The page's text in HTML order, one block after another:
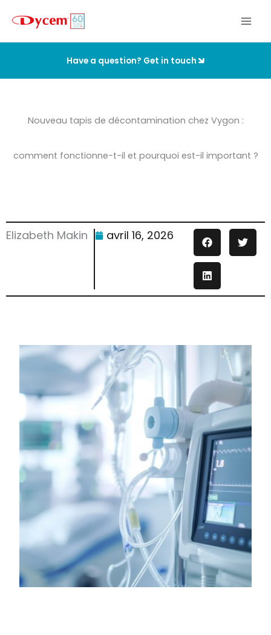
contenu
Have a question? Get in touch
Nouveau tapis de décontamination chez Vygon :
comment fonctionne-t-il et pourquoi est-il important ?
Elizabeth Makin avril 16, 2026